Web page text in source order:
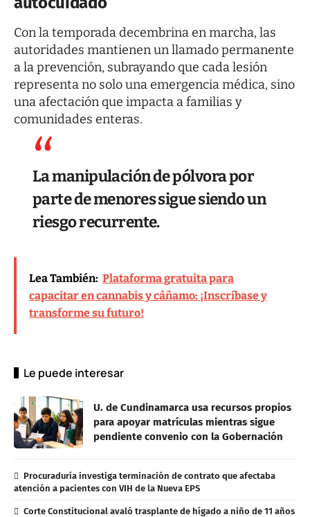
Con la temporada decembrina en marcha, las
autoridades mantienen un llamado permanente
a la prevención, subrayando que cada lesión
representa no solo una emergencia médica, sino
una afectación que impacta a familias y
comunidades enteras.
La manipulación de pólvora por
parte de menores sigue siendo un
riesgo recurrente.
Lea También: Plataforma gratuita para
capacitar en cannabis y cáñamo: ¡Inscríbase y
transforme su futuro!
Le puede interesar
U. de Cundinamarca usa recursos propios
para apoyar matrículas mientras sigue
pendiente convenio con la Gobernación
Procuraduría investiga terminación de contrato que afectaba
atención a pacientes con VIH de la Nueva EPS
Corte Constitucional avaló trasplante de hígado a niño de 11 años